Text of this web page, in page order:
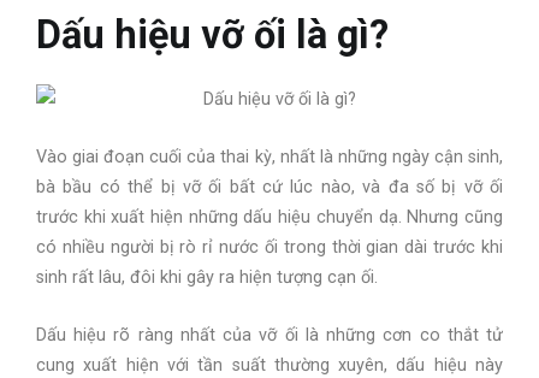
Dấu hiệu vỡ ối là gì?
Vào giai đoạn cuối của thai kỳ, nhất là những ngày cận sinh,
bà bầu có thể bị vỡ ối bất cứ lúc nào, và đa số bị vỡ ối
trước khi xuất hiện những dấu hiệu chuyển dạ. Nhưng cũng
có nhiều người bị rò rỉ nước ối trong thời gian dài trước khi
sinh rất lâu, đôi khi gây ra hiện tượng cạn ối.
Dấu hiệu rõ ràng nhất của vỡ ối là những cơn co thắt tử
cung xuất hiện với tần suất thường xuyên, dấu hiệu này